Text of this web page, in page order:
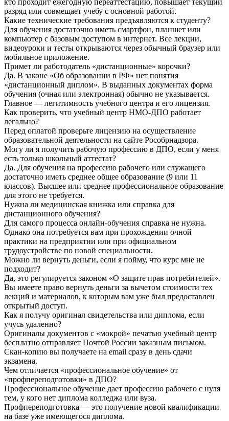
кто проходит ежегодную переаттестацию, повышает текущий
разряд или совмещает учебу с основной работой.
Какие технические требования предъявляются к студенту?
Для обучения достаточно иметь смартфон, планшет или
компьютер с базовым доступом в интернет. Все лекции,
видеоуроки и тесты открываются через обычный браузер или
мобильное приложение.
Примет ли работодатель «дистанционные» корочки?
Да. В законе «Об образовании в РФ» нет понятия
«дистанционный диплом». В выданных документах форма
обучения (очная или электронная) обычно не указывается.
Главное — легитимность учебного центра и его лицензия.
Как проверить, что учебный центр НМО-ДПО работает
легально?
Перед оплатой проверьте лицензию на осуществление
образовательной деятельности на сайте Рособрнадзора.
Могу ли я получить рабочую профессию в ДПО, если у меня
есть только школьный аттестат?
Да. Для обучения на профессию рабочего или служащего
достаточно иметь среднее общее образование (9 или 11
классов). Высшее или среднее профессиональное образование
для этого не требуется.
Нужна ли медицинская книжка или справка для
дистанционного обучения?
Для самого процесса онлайн-обучения справка не нужна.
Однако она потребуется вам при прохождении очной
практики на предприятии или при официальном
трудоустройстве по новой специальности.
Можно ли вернуть деньги, если я пойму, что курс мне не
подходит?
Да, это регулируется законом «О защите прав потребителей».
Вы имеете право вернуть деньги за вычетом стоимости тех
лекций и материалов, к которым вам уже был предоставлен
открытый доступ.
Как я получу оригинал свидетельства или диплома, если
учусь удаленно?
Оригиналы документов с «мокрой» печатью учебный центр
бесплатно отправляет Почтой России заказным письмом.
Скан-копию вы получаете на email сразу в день сдачи
экзамена.
Чем отличается «профессиональное обучение» от
«профпереподготовки» в ДПО?
Профессиональное обучение дает профессию рабочего с нуля
тем, у кого нет диплома колледжа или вуза.
Профпереподготовка — это получение новой квалификации
на базе уже имеющегося диплома.